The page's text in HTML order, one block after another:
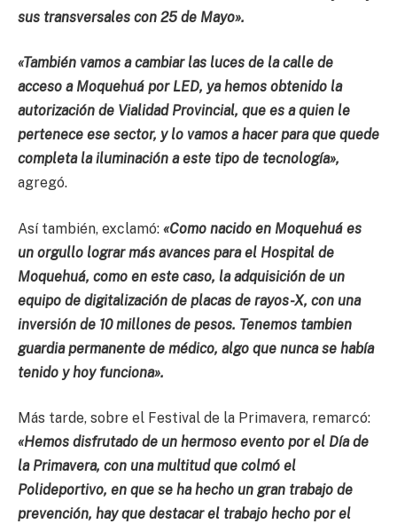
sus transversales con 25 de Mayo».
«También vamos a cambiar las luces de la calle de
acceso a Moquehuá por LED, ya hemos obtenido la
autorización de Vialidad Provincial, que es a quien le
pertenece ese sector, y lo vamos a hacer para que quede
completa la iluminación a este tipo de tecnología»,
agregó.
Así también, exclamó: «Como nacido en Moquehuá es
un orgullo lograr más avances para el Hospital de
Moquehuá, como en este caso, la adquisición de un
equipo de digitalización de placas de rayos-X, con una
inversión de 10 millones de pesos. Tenemos tambien
guardia permanente de médico, algo que nunca se había
tenido y hoy funciona».
Más tarde, sobre el Festival de la Primavera, remarcó:
«Hemos disfrutado de un hermoso evento por el Día de
la Primavera, con una multitud que colmó el
Polideportivo, en que se ha hecho un gran trabajo de
prevención, hay que destacar el trabajo hecho por el